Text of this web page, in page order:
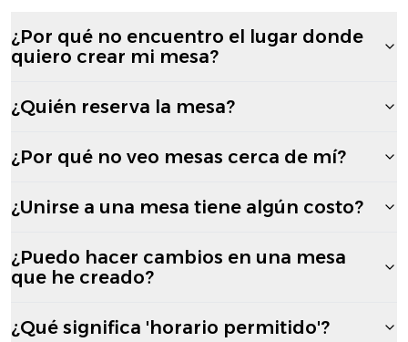
¿Por qué no encuentro el lugar donde
quiero crear mi mesa?
¿Quién reserva la mesa?
¿Por qué no veo mesas cerca de mí?
¿Unirse a una mesa tiene algún costo?
¿Puedo hacer cambios en una mesa
que he creado?
¿Qué significa 'horario permitido'?